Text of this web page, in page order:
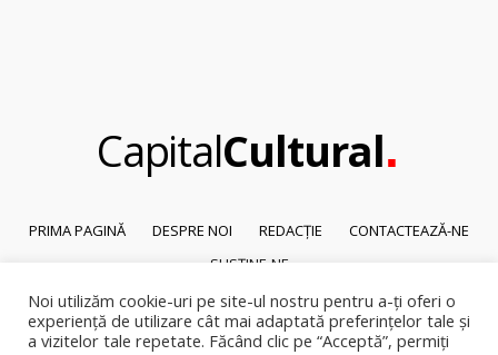
CapitalCultural.
PRIMA PAGINĂ DESPRE NOI REDACȚIE
CONTACTEAZĂ-NE
SUSȚINE-NE
© 2026Capital Cultural
Reproducerea integrală sau parțială a textelor sau a ilustrațiilor din orice
Noi utilizăm cookie-uri pe site-ul nostru pentru a-ți oferi o
experiență de utilizare cât mai adaptată preferințelor tale și
a vizitelor tale repetate. Făcând clic pe “Acceptă”, permiți